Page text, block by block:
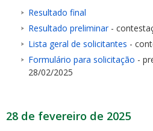
Resultado final
Resultado preliminar-
Lista geral de solicitantes -
Formulário para solicitação -
28/02/2025
28 de fevereiro de 2025